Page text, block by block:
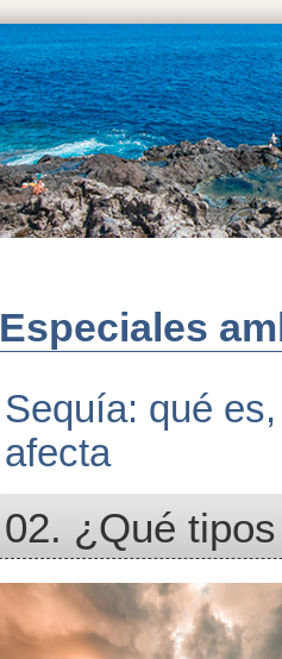
Especiales
Sequía: qué
afecta
02. ¿Qué